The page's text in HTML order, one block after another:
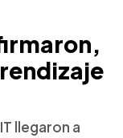
llegaron a